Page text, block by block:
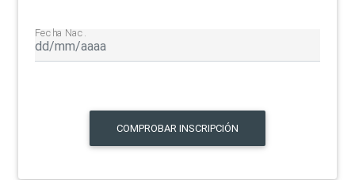
Fecha Nac.
COMPROBAR INSCRIPCIÓN